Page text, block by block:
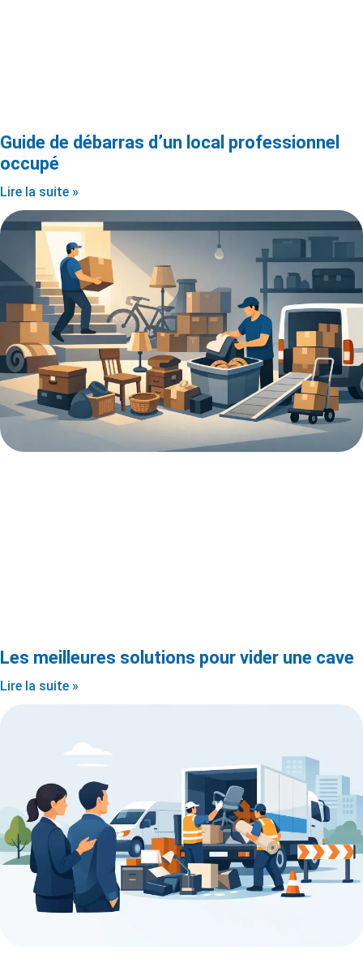
Guide de débarras d’un local professionnel
occupé
Lire la suite »
Les meilleures solutions pour vider une cave
Lire la suite »